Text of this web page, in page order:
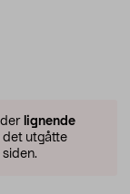
lignende
det utgåtte